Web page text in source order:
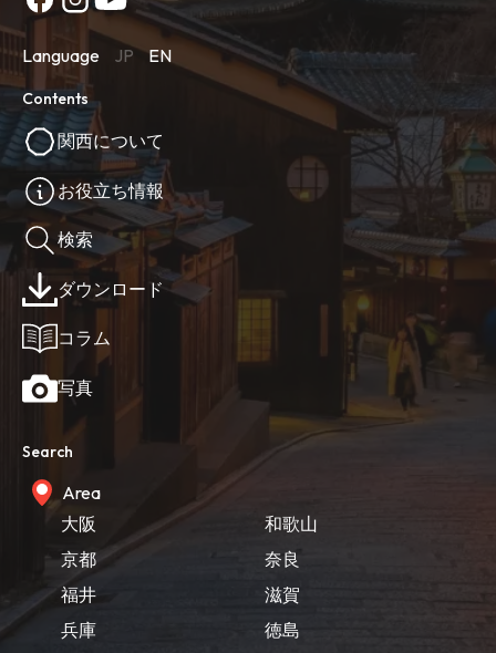
Language JP EN
Contents
関西について
お役立ち情報
検索
ダウンロード
コラム
写真
Search
Area
大阪
京都
福井
兵庫
和歌山
奈良
滋賀
徳島